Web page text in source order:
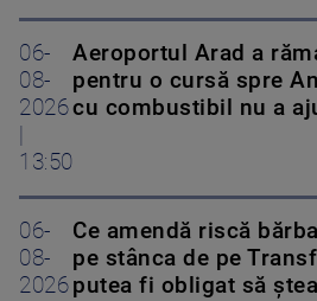
06-
08-
2026
13:50
Aeroportul Arad a
pentru o cursă spre
cu combustibil nu a
06-
08-
2026
Ce amendă riscă
pe stânca de pe
putea fi obligat să